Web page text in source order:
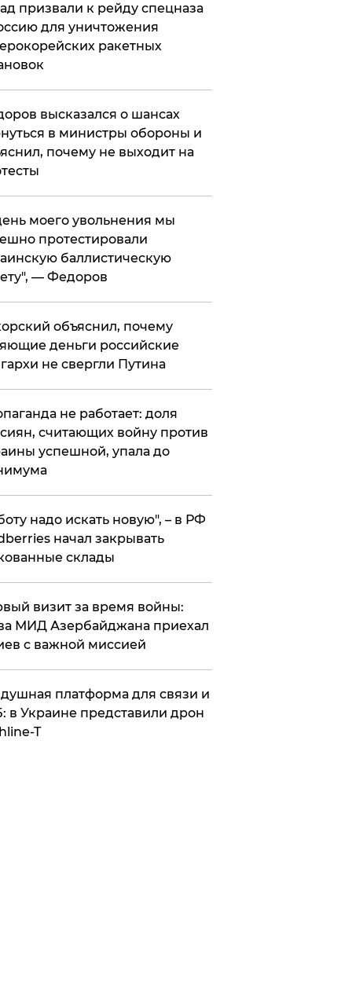
призвали к рейду спецназа
для уничтожения
ракетных
высказался о шансах
в министры обороны и
почему не выходит на
моего увольнения мы
протестировали
баллистическую
— Федоров
объяснил, почему
деньги российские
не свергли Путина
не работает: доля
считающих войну против
успешной, упала до
надо искать новую", – в РФ
начал закрывать
склады
визит за время войны:
МИД Азербайджана приехал
с важной миссией
платформа для связи и
в Украине представили дрон
T